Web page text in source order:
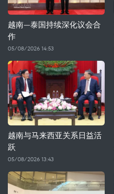
越南—泰国持续深化议会合
作
05/08/2026 14:53
越南与马来西亚关系日益活
跃
05/08/2026 13:43